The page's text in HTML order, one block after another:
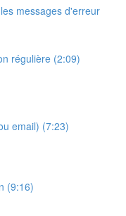
messages d'erreur
régulière (2:09)
email) (7:23)
(9:16)